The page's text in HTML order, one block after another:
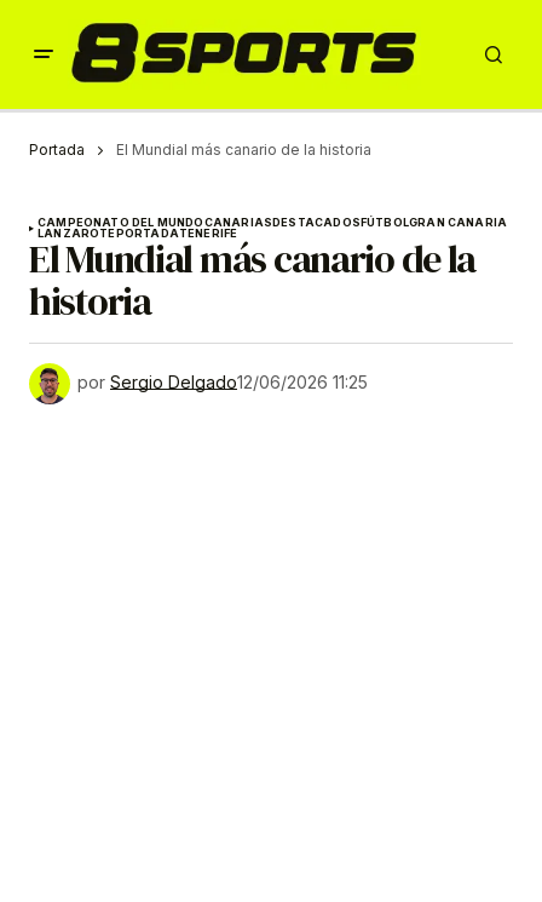
Portada El Mundial más canario de la historia
CAMPEONATO DEL MUNDOCANARIASDESTACADOSFÚTBOLGRAN CANARIA
LANZAROTEPORTADATENERIFE
El Mundial más canario de la
historia
por Sergio Delgado12/06/2026 11:25